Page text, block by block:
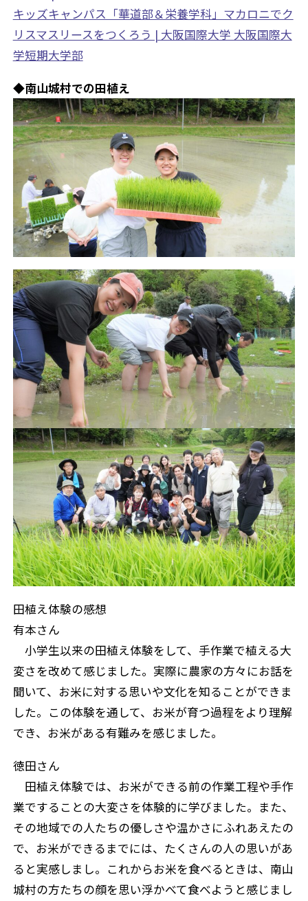
キッズキャンパス「華道部＆栄養学科」マカロニでク
リスマスリースをつくろう | 大阪国際大学 大阪国際大
学短期大学部
◆南山城村での田植え
田植え体験の感想
有本さん
小学生以来の田植え体験をして、手作業で植える大
変さを改めて感じました。実際に農家の方々にお話を
聞いて、お米に対する思いや文化を知ることができま
した。この体験を通して、お米が育つ過程をより理解
でき、お米がある有難みを感じました。
徳田さん
田植え体験では、お米ができる前の作業工程や手作
業ですることの大変さを体験的に学びました。また、
その地域での人たちの優しさや温かさにふれあえたの
で、お米ができるまでには、たくさんの人の思いがあ
ると実感しまし。これからお米を食べるときは、南山
城村の方たちの顔を思い浮かべて食べようと感じまし